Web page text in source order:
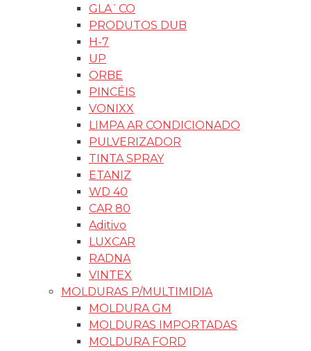
GLA`CO
PRODUTOS DUB
H-7
UP
ORBE
PINCÉIS
VONIXX
LIMPA AR CONDICIONADO
PULVERIZADOR
TINTA SPRAY
ETANIZ
WD 40
CAR 80
Aditivo
LUXCAR
RADNA
VINTEX
MOLDURAS P/MULTIMIDIA
MOLDURA GM
MOLDURAS IMPORTADAS
MOLDURA FORD